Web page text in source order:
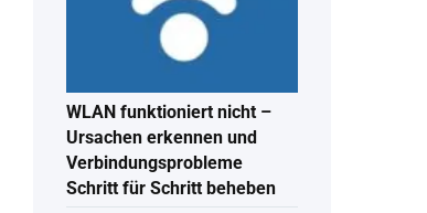
WLAN funktioniert nicht –
Ursachen erkennen und
Verbindungsprobleme
Schritt für Schritt beheben